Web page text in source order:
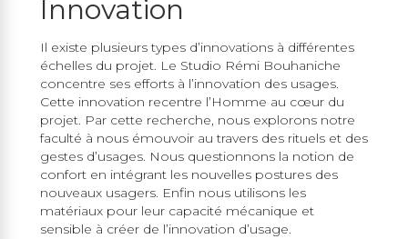
Innovation
Il existe plusieurs types d’innovations à différentes
échelles du projet. Le Studio Rémi Bouhaniche
concentre ses efforts à l’innovation des usages.
Cette innovation recentre l’Homme au cœur du
projet. Par cette recherche, nous explorons notre
faculté à nous émouvoir au travers des rituels et des
gestes d’usages. Nous questionnons la notion de
confort en intégrant les nouvelles postures des
nouveaux usagers. Enfin nous utilisons les
matériaux pour leur capacité mécanique et
sensible à créer de l’innovation d’usage.